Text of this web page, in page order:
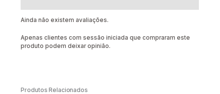
Ainda não existem avaliações.
Apenas clientes com sessão iniciada que compraram este
produto podem deixar opinião.
Produtos Relacionados